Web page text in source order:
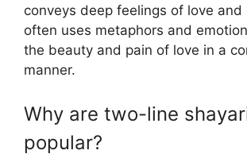
conveys deep feelings of love and
often uses metaphors and
the beauty and pain of love in a
manner.
Why are two-line
popular?